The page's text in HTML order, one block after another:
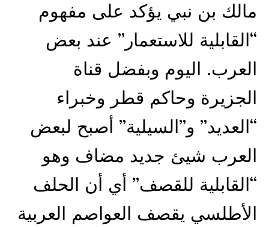
مالك بن نبي يؤكد على مفهوم
“القابلية للاستعمار” عند بعض
العرب. اليوم وبفضل قناة
الجزيرة وحاكم قطر وخبراء
“العديد” و”السيلية” أصبح لبعض
العرب شيئ جديد مضاف وهو
“القابلية للقصف” أي أن الحلف
الأطلسي يقصف العواصم العربية